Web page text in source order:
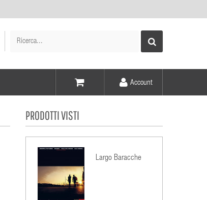
Elementi -
Account
PRODOTTI VISTI
Largo Baracche